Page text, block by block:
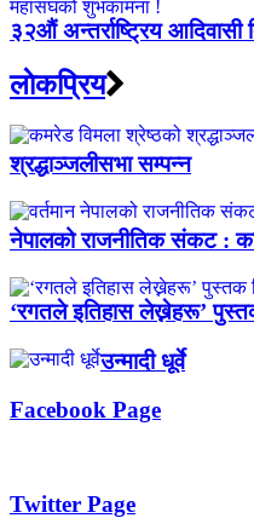
३२औं अन्तर्राष्ट्रिय
लाेकप्रिय
श्रद्धाञ्जलीसभा सम्पन्न
नेपालको राजनीतिक संकट :
‘रगतले इतिहास लेख्नेहरू’
उन्मादी धूर्वे
Facebook Page
Twitter Page